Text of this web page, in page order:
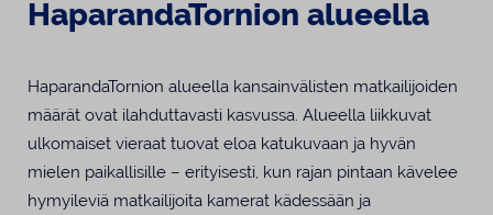
HaparandaTornion alueella
HaparandaTornion alueella kansainvälisten matkailijoiden
määrät ovat ilahduttavasti kasvussa. Alueella liikkuvat
ulkomaiset vieraat tuovat eloa katukuvaan ja hyvän
mielen paikallisille – erityisesti, kun rajan pintaan kävelee
hymyileviä matkailijoita kamerat kädessään ja